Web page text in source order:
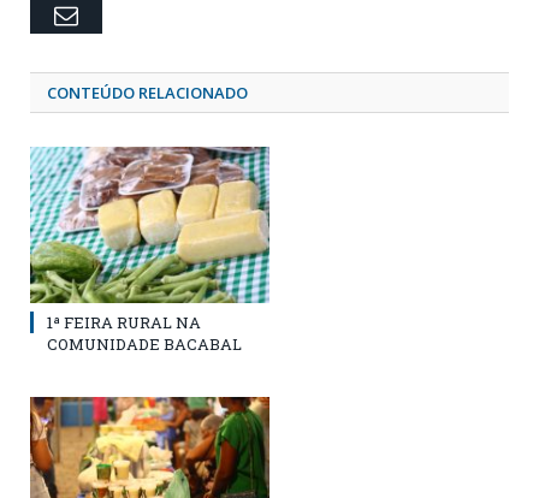
Email
CONTEÚDO RELACIONADO
1ª FEIRA RURAL NA
COMUNIDADE BACABAL